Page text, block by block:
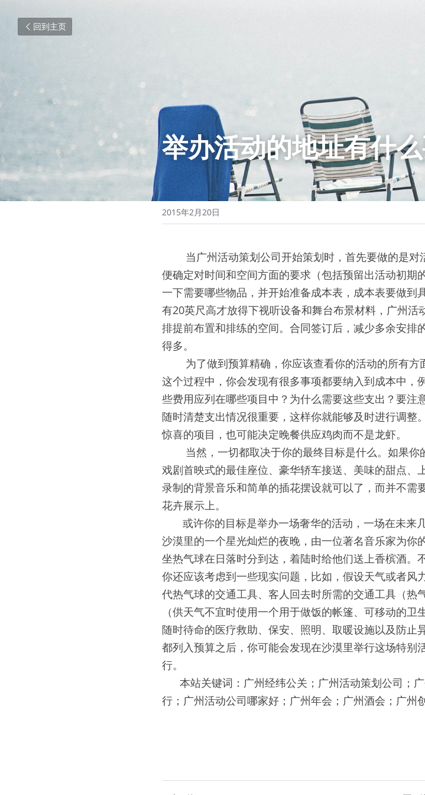
回到主页
举办活动的地址有什
2015年2月20日
当广州活动策划公司开始策划时，首先要做的是
便确定对时间和空间方面的要求（包括预留出活动初期
一下需要哪些物品，并开始准备成本表，成本表要做到
有20英尺高才放得下视听设备和舞台布景材料，广州
排提前布置和排练的空间。合同签订后，减少多余安排
得多。
为了做到预算精确，你应该查看你的活动的所有
这个过程中，你会发现有很多事项都要纳入到成本中，
些费用应列在哪些项目中？为什么需要这些支出？要注
随时清楚支出情况很重要，这样你就能够及时进行调
惊喜的项目，也可能决定晚餐供应鸡肉而不是龙虾。
当然，一切都取决于你的最终目标是什么。如果
戏剧首映式的最佳座位、豪华轿车接送、美味的甜点、
录制的背景音乐和简单的插花摆设就可以了，而并不需
花卉展示上。
或许你的目标是举办一场奢华的活动，一场在未来
沙漠里的一个星光灿烂的夜晚，由一位著名音乐家为你
坐热气球在日落时分到达，着陆时给他们送上香槟酒。
你还应该考虑到一些现实问题，比如，假设天气或者风
代热气球的交通工具、客人回去时所需的交通工具（热
（供天气不宜时使用一个用于做饭的帐篷、可移动的卫
随时待命的医疗救助、保安、照明、取暖设施以及防止
都列入预算之后，你可能会发现在沙漠里举行这场特别
行。
本站关键词：广州经纬公关；广州活动策划公司；
行；广州活动公司哪家好；广州年会；广州酒会；广州